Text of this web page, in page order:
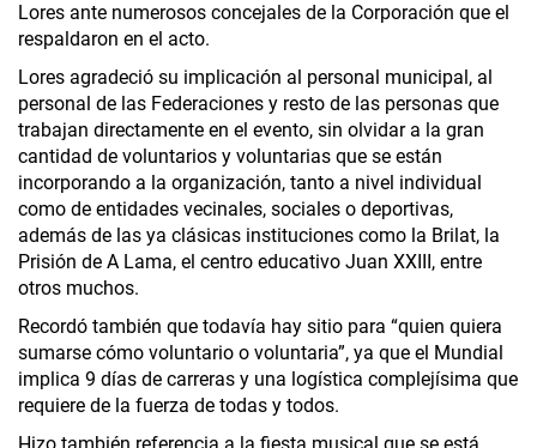
Lores ante numerosos concejales de la Corporación que el
respaldaron en el acto.
Lores agradeció su implicación al personal municipal, al
personal de las Federaciones y resto de las personas que
trabajan directamente en el evento, sin olvidar a la gran
cantidad de voluntarios y voluntarias que se están
incorporando a la organización, tanto a nivel individual
como de entidades vecinales, sociales o deportivas,
además de las ya clásicas instituciones como la Brilat, la
Prisión de A Lama, el centro educativo Juan XXIII, entre
otros muchos.
Recordó también que todavía hay sitio para “quien quiera
sumarse cómo voluntario o voluntaria”, ya que el Mundial
implica 9 días de carreras y una logística complejísima que
requiere de la fuerza de todas y todos.